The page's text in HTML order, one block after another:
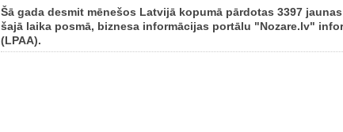
Šā gada desmit mēnešos Latvijā kopumā pārdotas 3397
šajā laika posmā, biznesa informācijas portālu "Nozare.lv"
(LPAA).